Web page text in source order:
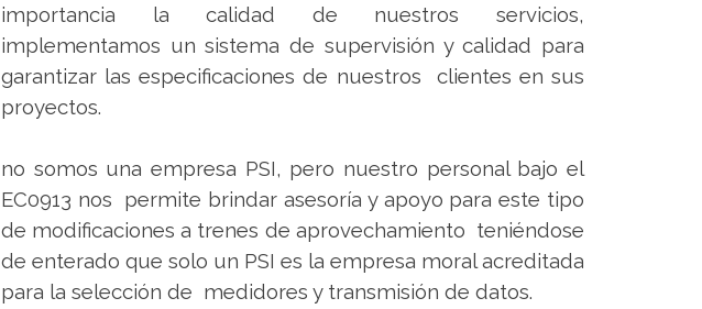
importancia la calidad de nuestros servicios,
implementamos un sistema de supervisión y calidad para
garantizar las especificaciones de nuestros clientes en sus
proyectos.
no somos una empresa PSI, pero nuestro personal bajo el
EC0913 nos permite brindar asesoría y apoyo para este tipo
de modificaciones a trenes de aprovechamiento teniéndose
de enterado que solo un PSI es la empresa moral acreditada
para la selección de medidores y transmisión de datos.